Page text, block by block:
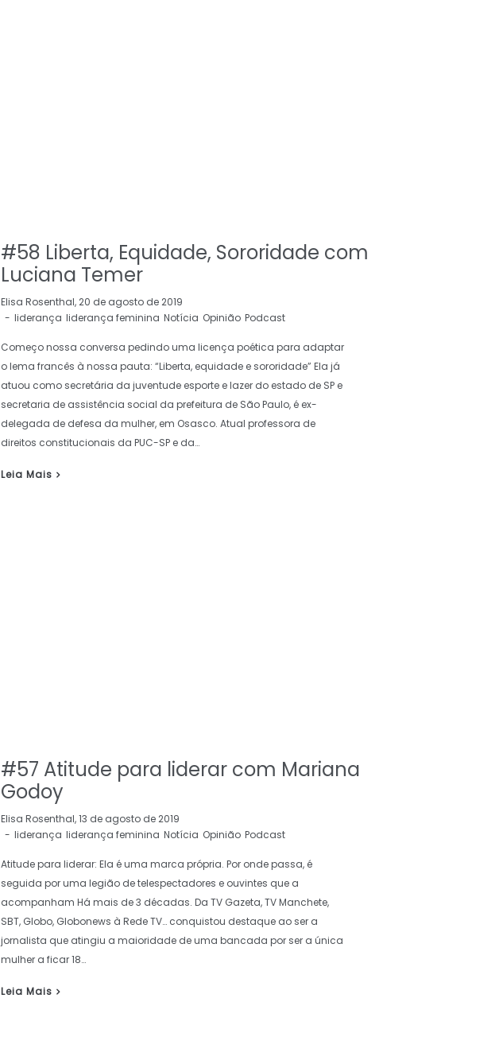
#58 Liberta, Equidade, Sororidade com
Luciana Temer
by
Elisa Rosenthal 20 de agosto de 2019
liderança liderança feminina Notícia Opinião Podcast
Começo nossa conversa pedindo uma licença poética para adaptar
o lema francês à nossa pauta: “Liberta, equidade e sororidade” Ela já
atuou como secretária da juventude esporte e lazer do estado de SP e
secretaria de assistência social da prefeitura de São Paulo, é ex-
delegada de defesa da mulher, em Osasco. Atual professora de
direitos constitucionais da PUC-SP e da…
Leia Mais
#57 Atitude para liderar com Mariana
Godoy
by
Elisa Rosenthal 13 de agosto de 2019
liderança liderança feminina Notícia Opinião Podcast
Atitude para liderar: Ela é uma marca própria. Por onde passa, é
seguida por uma legião de telespectadores e ouvintes que a
acompanham Há mais de 3 décadas. Da TV Gazeta, TV Manchete,
SBT, Globo, Globonews à Rede TV… conquistou destaque ao ser a
jornalista que atingiu a maioridade de uma bancada por ser a única
mulher a ficar 18…
Leia Mais